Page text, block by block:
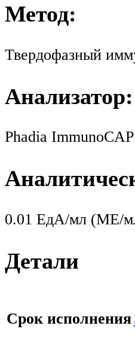
Метод:
Твердофазный
Анализатор:
Phadia
0.01 ЕдА/мл (МЕ/
Детали
Срок исполнения